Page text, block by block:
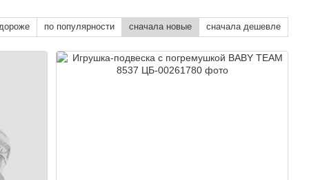
по популярности сначала новые сначала дешевле